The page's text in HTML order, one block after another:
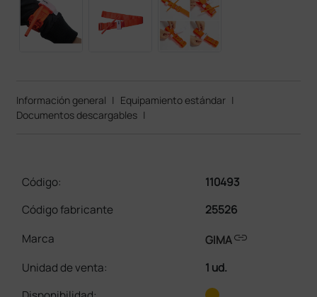
Información general | Equipamiento estándar |
Documentos descargables |
Código:
110493
Código fabricante
25526
Marca
GIMAlink
Unidad de venta:
1 ud.